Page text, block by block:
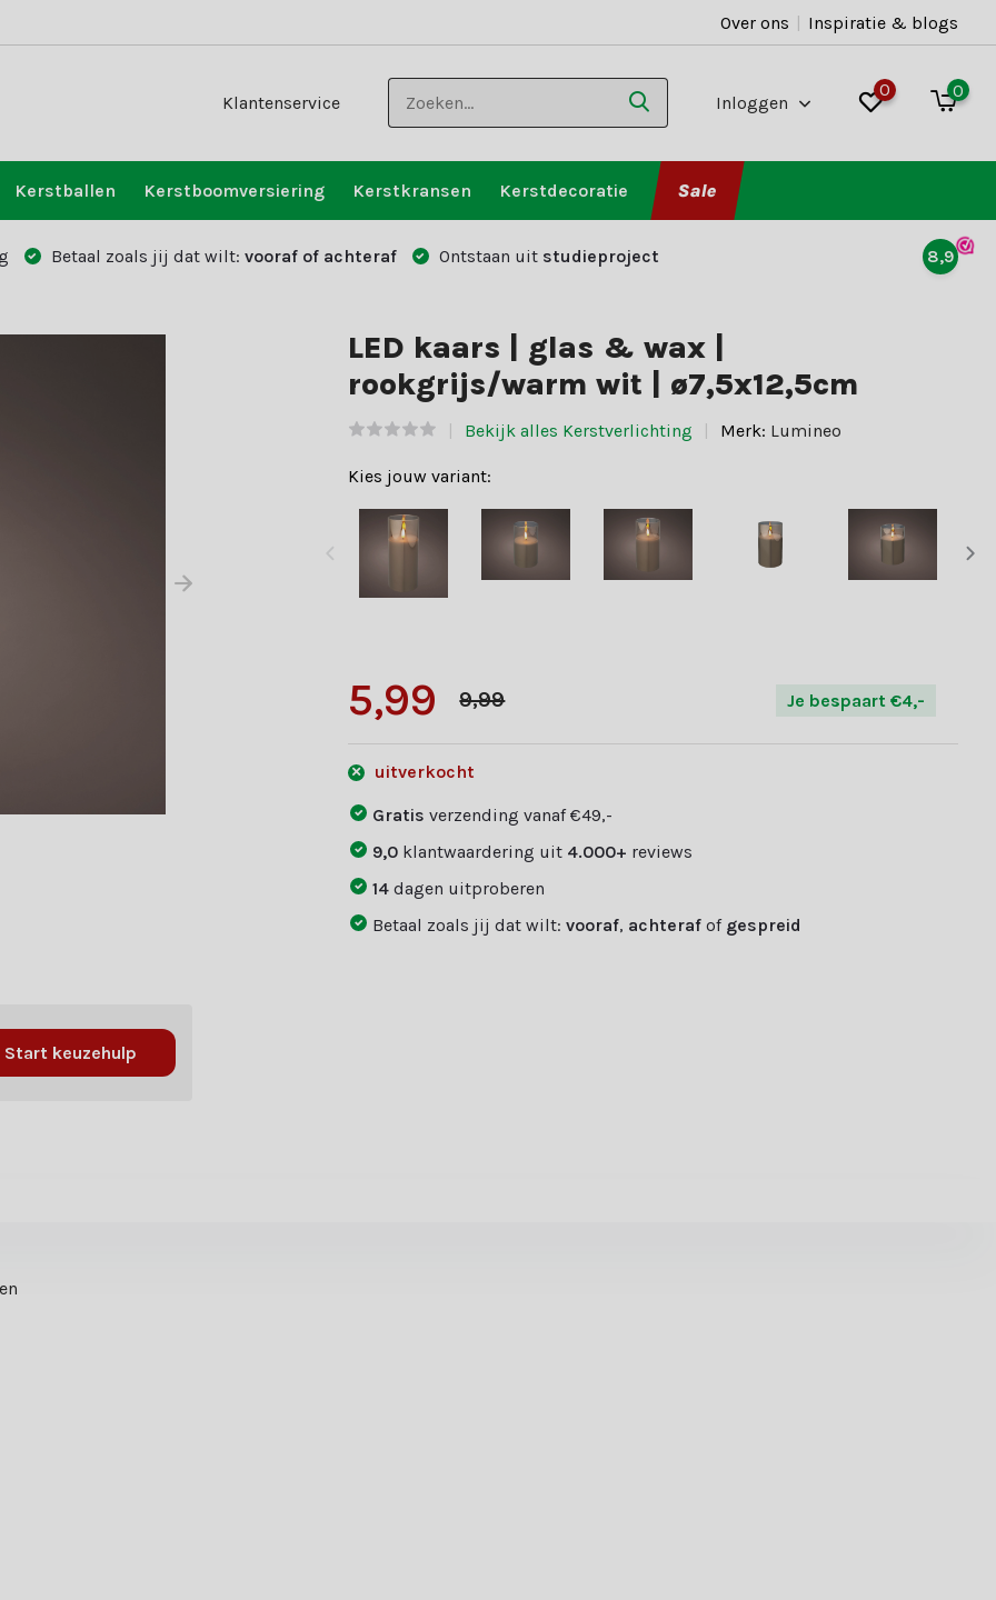
Over ons | Inspiratie & blogs
Klantenservice Inloggen
0 0
Kerstballen Kerstboomversiering Kerstkransen Kerstdecoratie Sale
Betaal zoals jij dat wilt: vooraf of achteraf Ontstaan uit studieproject 8,9
Start keuzehulp
LED kaars | glas & wax |
rookgrijs/warm wit | ø7,5x12,5cm
Bekijk alles Kerstverlichting Merk: Lumineo
Kies jouw variant:
5,99 9,99 Je bespaart €4,-
uitverkocht
Gratisverzending vanaf €49,-
9,0 klantwaardering uit 4.000+ reviews
14dagen uitproberen
Betaal zoals jij dat wilt:vooraf, achteraf of gespreid